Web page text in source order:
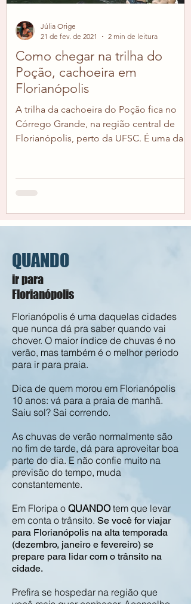
Como chegar na trilha do
Poção, cachoeira em
Florianópolis
A trilha da cachoeira do Poção fica no
Córrego Grande, na região central de
Florianópolis, perto da UFSC. É uma das
Júlia Orige
21 de fev. de 2021
2 min de leitura
QUANDO
ir para
Florianópolis
Florianópolis é uma daquelas cidades
que nunca dá pra saber quando vai
chover. O maior índice de chuvas é no
verão, mas também é o melhor período
para ir para praia.
Dica de quem morou em Florianópolis
10 anos: vá para a praia de manhã.
Saiu sol? Sai correndo.
As chuvas de verão normalmente são
no fim de tarde, dá para aproveitar boa
parte do dia. E não confie muito na
previsão do tempo, muda
constantemente.
Em Floripa o QUANDOtem que levar
em conta o trânsito. Se você for viajar
para Florianópolis na alta temporada
(dezembro, janeiro e fevereiro) se
prepare para lidar com o trânsito na
cidade.
Prefira se hospedar na região que